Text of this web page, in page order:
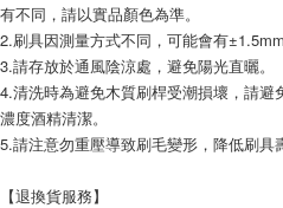
有不同，請以實品顏色為準。
2.刷具因測量方式不同，可能會有
3.請存放於通風陰涼處，避免陽光直曬。
4.清洗時為避免木質刷桿受潮損壞，請
濃度酒精清潔。
5.請注意勿重壓導致刷毛變形，降低刷具
【退換貨服務】